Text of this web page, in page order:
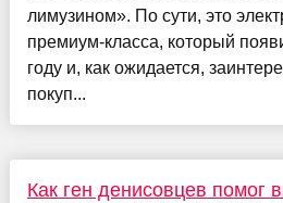
лимузином». По сути, это
премиум-класса, который
году и, как ожидается,
покуп...
Как ген денисовцев помог